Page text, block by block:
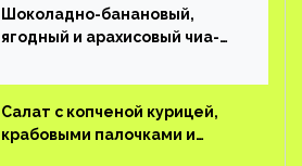
Шоколадно-банановый,
ягодный и арахисовый чиа-
Салат с копченой курицей,
крабовыми палочками и